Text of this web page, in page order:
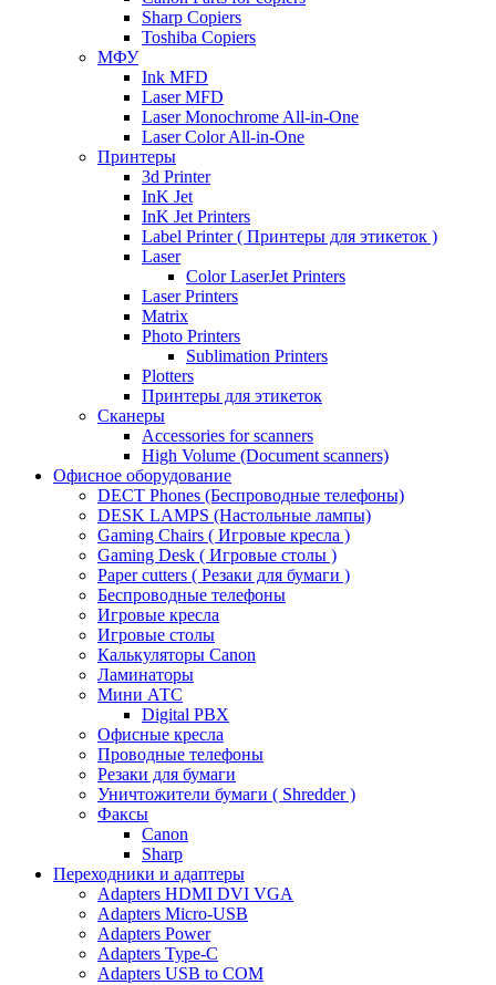
Sharp Copiers
Toshiba Copiers
МФУ
Ink MFD
Laser MFD
Laser Monochrome All-in-One
Laser Color All-in-One
Принтеры
3d Printer
InK Jet
InK Jet Printers
Label Printer ( Принтеры для этикеток )
Laser
Color LaserJet Printers
Laser Printers
Matrix
Photo Printers
Sublimation Printers
Plotters
Принтеры для этикеток
Сканеры
Accessories for scanners
High Volume (Document scanners)
Офисное оборудование
DECT Phones (Беспроводные телефоны)
DESK LAMPS (Настольные лампы)
Gaming Chairs ( Игровые кресла )
Gaming Desk ( Игровые столы )
Paper cutters ( Резаки для бумаги )
Беспроводные телефоны
Игровые кресла
Игровые столы
Калькуляторы Canon
Ламинаторы
Мини АТС
Digital PBX
Офисные кресла
Проводные телефоны
Резаки для бумаги
Уничтожители бумаги ( Shredder )
Факсы
Canon
Sharp
Переходники и адаптеры
Adapters HDMI DVI VGA
Adapters Micro-USB
Adapters Power
Adapters Type-C
Adapters USB to COM